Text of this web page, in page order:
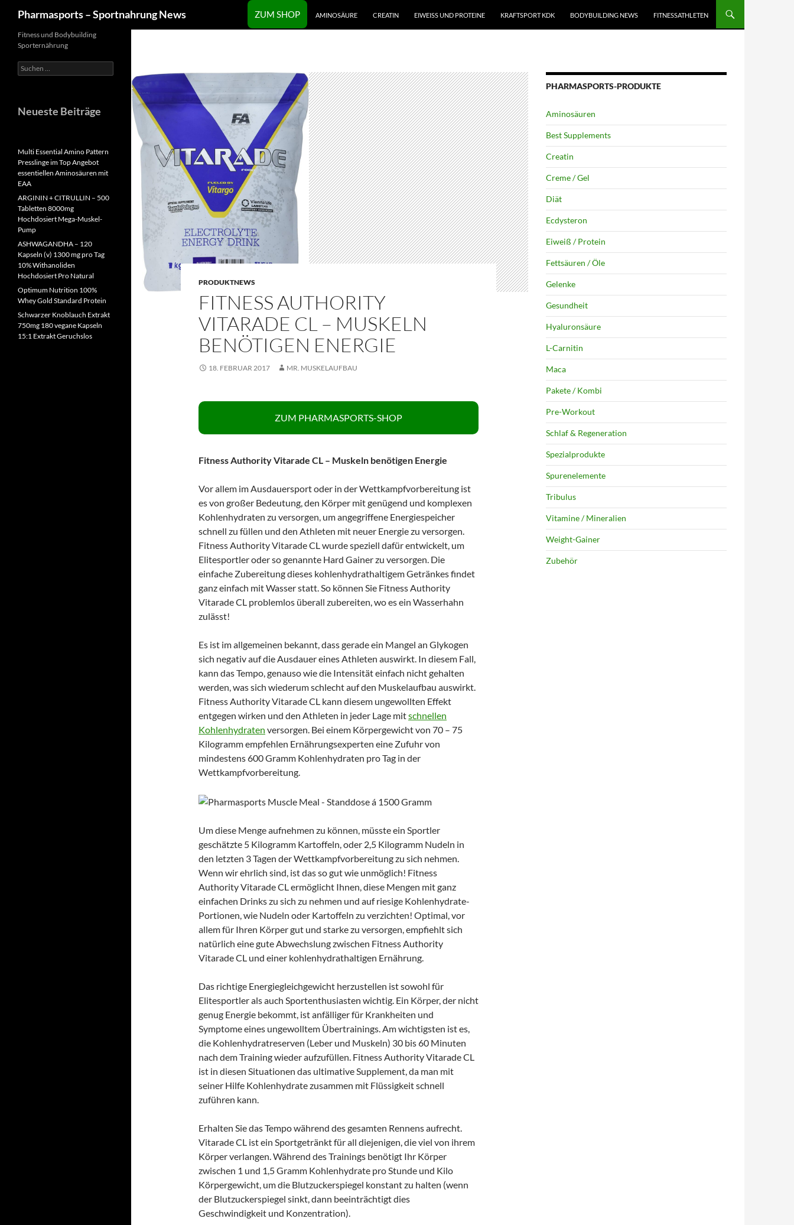
Inhalt
springen
Pharmasports – Sportnahrung News ZUM SHOP AMINOSÄURE CREATIN EIWEISS UND PROTEINE KRAFTSPORT KDK BODYBUILDING NEWS FITNESSATHLETEN
PRODUKTNEWS
FITNESS AUTHORITY
VITARADE CL – MUSKELN
BENÖTIGEN ENERGIE
18. FEBRUAR 2017 MR. MUSKELAUFBAU
ZUM PHARMASPORTS-SHOP
Fitness Authority Vitarade CL – Muskeln benötigen Energie
Vor allem im Ausdauersport oder in der Wettkampfvorbereitung ist
es von großer Bedeutung, den Körper mit genügend und komplexen
Kohlenhydraten zu versorgen, um angegriffene Energiespeicher
schnell zu füllen und den Athleten mit neuer Energie zu versorgen.
Fitness Authority Vitarade CL wurde speziell dafür entwickelt, um
Elitesportler oder so genannte Hard Gainer zu versorgen. Die
einfache Zubereitung dieses kohlenhydrathaltigem Getränkes findet
ganz einfach mit Wasser statt. So können Sie Fitness Authority
Vitarade CL problemlos überall zubereiten, wo es ein Wasserhahn
zulässt!
Es ist im allgemeinen bekannt, dass gerade ein Mangel an Glykogen
sich negativ auf die Ausdauer eines Athleten auswirkt. In diesem Fall,
kann das Tempo, genauso wie die Intensität einfach nicht gehalten
werden, was sich wiederum schlecht auf den Muskelaufbau auswirkt.
Fitness Authority Vitarade CL kann diesem ungewollten Effekt
entgegen wirken und den Athleten in jeder Lage mitschnellen
Kohlenhydraten versorgen. Bei einem Körpergewicht von 70 – 75
Kilogramm empfehlen Ernährungsexperten eine Zufuhr von
mindestens 600 Gramm Kohlenhydraten pro Tag in der
Wettkampfvorbereitung.
Um diese Menge aufnehmen zu können, müsste ein Sportler
geschätzte 5 Kilogramm Kartoffeln, oder 2,5 Kilogramm Nudeln in
den letzten 3 Tagen der Wettkampfvorbereitung zu sich nehmen.
Wenn wir ehrlich sind, ist das so gut wie unmöglich! Fitness
Authority Vitarade CL ermöglicht Ihnen, diese Mengen mit ganz
einfachen Drinks zu sich zu nehmen und auf riesige Kohlenhydrate-
Portionen, wie Nudeln oder Kartoffeln zu verzichten! Optimal, vor
allem für Ihren Körper gut und starke zu versorgen, empfiehlt sich
natürlich eine gute Abwechslung zwischen Fitness Authority
Vitarade CL und einer kohlenhydrathaltigen Ernährung.
Das richtige Energiegleichgewicht herzustellen ist sowohl für
Elitesportler als auch Sportenthusiasten wichtig. Ein Körper, der nicht
genug Energie bekommt, ist anfälliger für Krankheiten und
Symptome eines ungewolltem Übertrainings. Am wichtigsten ist es,
die Kohlenhydratreserven (Leber und Muskeln) 30 bis 60 Minuten
nach dem Training wieder aufzufüllen. Fitness Authority Vitarade CL
ist in diesen Situationen das ultimative Supplement, da man mit
seiner Hilfe Kohlenhydrate zusammen mit Flüssigkeit schnell
zuführen kann.
Erhalten Sie das Tempo während des gesamten Rennens aufrecht.
Vitarade CL ist ein Sportgetränkt für all diejenigen, die viel von ihrem
Körper verlangen. Während des Trainings benötigt Ihr Körper
zwischen 1 und 1,5 Gramm Kohlenhydrate pro Stunde und Kilo
Körpergewicht, um die Blutzuckerspiegel konstant zu halten (wenn
der Blutzuckerspiegel sinkt, dann beeinträchtigt dies
Geschwindigkeit und Konzentration).
PHARMASPORTS-PRODUKTE
Aminosäuren
Best Supplements
Creatin
Creme / Gel
Diät
Ecdysteron
Eiweiß / Protein
Fettsäuren / Öle
Gelenke
Gesundheit
Hyaluronsäure
L-Carnitin
Maca
Pakete / Kombi
Pre-Workout
Schlaf & Regeneration
Spezialprodukte
Spurenelemente
Tribulus
Vitamine / Mineralien
Weight-Gainer
Zubehör
Fitness und Bodybuilding
Sporternährung
Suchen
nach:
Neueste Beiträge
Multi Essential Amino Pattern
Presslinge im Top Angebot
essentiellen Aminosäuren mit
EAA
ARGININ + CITRULLIN – 500
Tabletten 8000mg
Hochdosiert Mega-Muskel-
Pump
ASHWAGANDHA – 120
Kapseln (v) 1300 mg pro Tag
10% Withanoliden
Hochdosiert Pro Natural
Optimum Nutrition 100%
Whey Gold Standard Protein
Schwarzer Knoblauch Extrakt
750mg 180 vegane Kapseln
15:1 Extrakt Geruchslos